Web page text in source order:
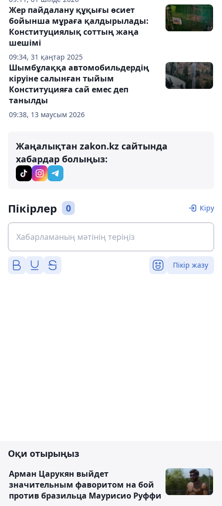
09:34, 31 қаңтар 2025
Жер пайдалану құқығы өсиет
бойынша мұраға қалдырылады:
Конституциялық соттың жаңа
шешімі
09:38, 13 маусым 2026
Шымбұлаққа автомобильдердің
кіруіне салынған тыйым
Конституцияға сай емес деп
танылды
Жаңалықтан zakon.kz сайтында
хабардар болыңыз:
Пікірлер 0 Кіру
Пікір жазу
Оқи отырыңыз
Арман Царукян выйдет
значительным фаворитом на бой
против бразильца Маурисио Руффи